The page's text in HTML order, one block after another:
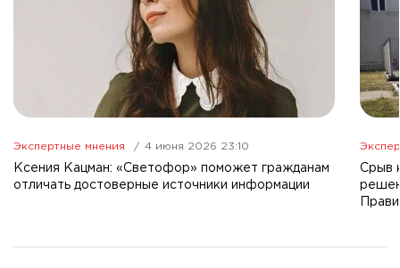
Экспертные мнения 4 июня 2026 23:10
Ксения Кацман: «Светофор» поможет гражданам
отличать достоверные источники информации
Срыв